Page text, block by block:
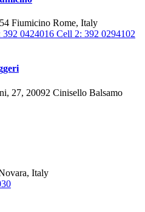
Fiumicino Rome, Italy
0424016 Cell 2: 392 0294102
27, 20092 Cinisello Balsamo
Italy